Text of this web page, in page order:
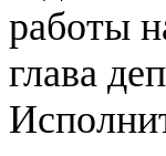
работы
глава